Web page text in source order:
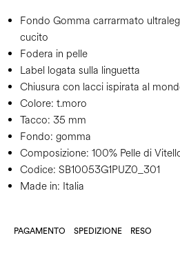
Fondo Gomma carrarmato
cucito
Fodera in pelle
Label logata sulla linguetta
Chiusura con lacci ispirata al
Colore: t.moro
Tacco: 35 mm
Fondo: gomma
Composizione: 100% Pelle di
Codice: SB10053G1PUZ0_301
Made in: Italia
PAGAMENTO SPEDIZIONE RESO